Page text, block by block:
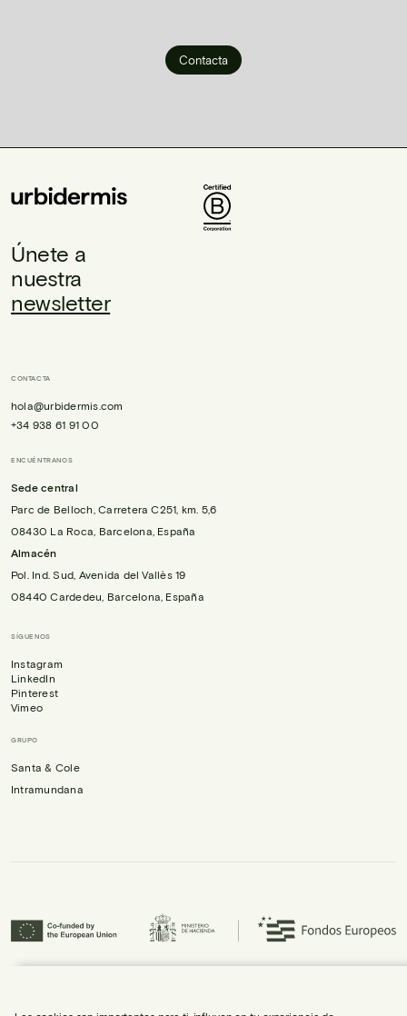
Contacta
Únete a
nuestra
newsletter
CONTACTA
hola@urbidermis.com
+34 938 61 91 00
ENCUÉNTRANOS
Sede central
Parc de Belloch, Carretera C251, km. 5,6
08430 La Roca, Barcelona, España
Almacén
Pol. Ind. Sud, Avenida del Vallès 19
08440 Cardedeu, Barcelona, España
SÍGUENOS
Instagram
LinkedIn
Pinterest
Vimeo
GRUPO
Santa & Cole
Intramundana
habiendo contribuido al crecimiento económico de la empresa y su